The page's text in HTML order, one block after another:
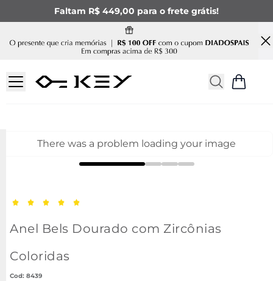
Faltam R$ 449,00 para o frete grátis!
There was a problem loading your image
Anel Bels Dourado com Zircônias
Coloridas
: 8439